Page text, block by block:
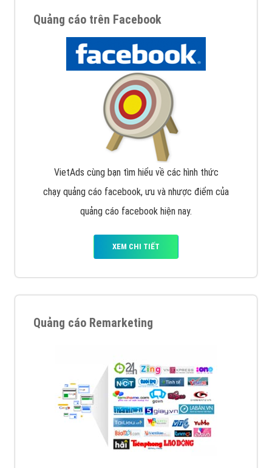
Quảng cáo trên Facebook
VietAds cùng bạn tìm hiểu về các hình thức
chạy quảng cáo facebook, ưu và nhược điểm của
quảng cáo facebook hiện nay.
XEM CHI TIẾT
Quảng cáo Remarketing